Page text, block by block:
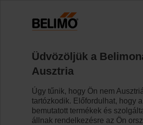
ZKN2-B.1
Üdvözöljük a
Ausztria
Úgy tűnik, hogy Ön nem
tartózkodik. Előfordulhat, hogy
bemutatott termékek és
állnak rendelkezésre az Ön